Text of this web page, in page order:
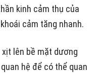
kinh cảm thụ của
cảm tăng nhanh.
lên bề mặt dương
hệ để có thể quan